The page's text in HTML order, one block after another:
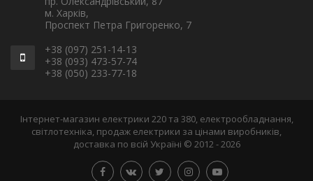
м. Харків,
Проспект Петра Григоренко, 7
+38 (097) 251-14-13
+38 (093) 473-57-74
+38 (050) 233-77-18
Інтернет-магазин електрики 220 та 380, електрообладнання,
світлотехніка, продаж електрики за цінами виробників,
доставка по всій Україні © 2012 - 2026